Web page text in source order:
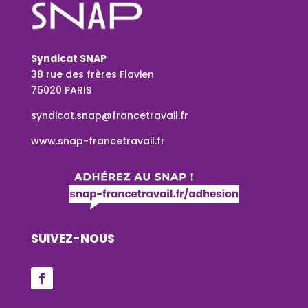
Syndicat SNAP
38 rue des frères Flavien
75020 PARIS
syndicat.snap@francetravail.fr
www.snap-francetravail.fr
SUIVEZ-NOUS